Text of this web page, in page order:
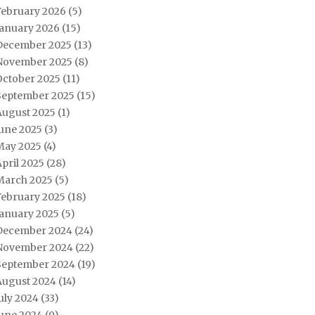
2026 (5)
2026 (15)
2025 (13)
2025 (8)
2025 (11)
2025 (15)
2025 (1)
2025 (3)
2025 (4)
2025 (28)
2025 (5)
2025 (18)
2025 (5)
2024(24)
2024(22)
2024(19)
2024(14)
2024(33)